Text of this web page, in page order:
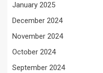
January 2025
December 2024
November 2024
October 2024
September 2024